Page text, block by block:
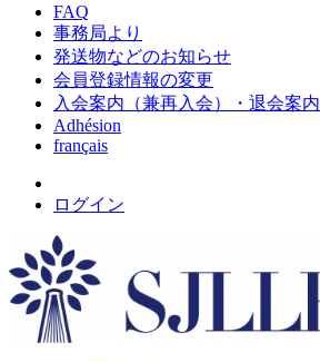
FAQ
事務局より
発送物などのお知らせ
会員登録情報の変更
入会案内（兼再入会）・退会案内
Adhésion
français
ログイン